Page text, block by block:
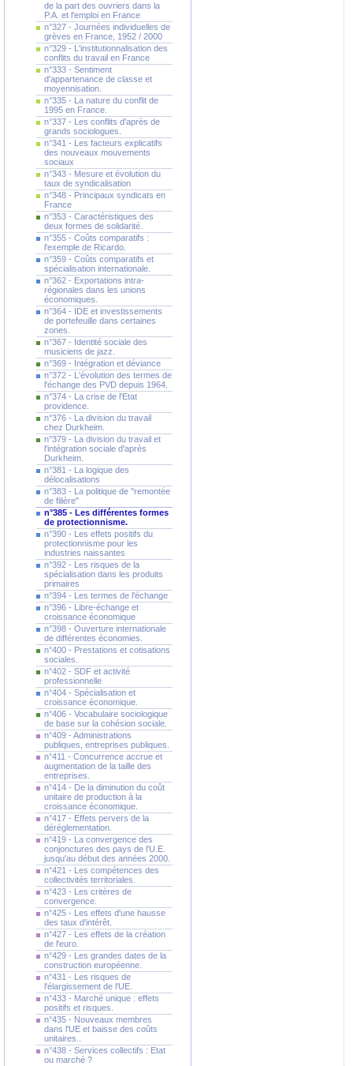
de la part des ouvriers dans la
P.A. et l'emploi en France
n°327 - Journées individuelles de
grèves en France, 1952 / 2000
n°329 - L'institutionnalisation des
conflits du travail en France
n°333 - Sentiment
d'appartenance de classe et
moyennisation.
n°335 - La nature du conflit de
1995 en France.
n°337 - Les conflits d'après de
grands sociologues.
n°341 - Les facteurs explicatifs
des nouveaux mouvements
sociaux
n°343 - Mesure et évolution du
taux de syndicalisation
n°348 - Principaux syndicats en
France
n°353 - Caractéristiques des
deux formes de solidarité.
n°355 - Coûts comparatifs :
l'exemple de Ricardo.
n°359 - Coûts comparatifs et
spécialisation internationale.
n°362 - Exportations intra-
régionales dans les unions
économiques.
n°364 - IDE et investissements
de portefeuille dans certaines
zones.
n°367 - Identité sociale des
musiciens de jazz.
n°369 - Intégration et déviance
n°372 - L'évolution des termes de
l'échange des PVD depuis 1964.
n°374 - La crise de l'Etat
providence.
n°376 - La division du travail
chez Durkheim.
n°379 - La division du travail et
l'intégration sociale d'après
Durkheim.
n°381 - La logique des
délocalisations
n°383 - La politique de "remontée
de filière"
n°385 - Les différentes formes
de protectionnisme.
n°390 - Les effets positifs du
protectionnisme pour les
industries naissantes
n°392 - Les risques de la
spécialisation dans les produits
primaires
n°394 - Les termes de l'échange
n°396 - Libre-échange et
croissance économique
n°398 - Ouverture internationale
de différentes économies.
n°400 - Prestations et cotisations
sociales.
n°402 - SDF et activité
professionnelle
n°404 - Spécialisation et
croissance économique.
n°406 - Vocabulaire sociologique
de base sur la cohésion sociale.
n°409 - Administrations
publiques, entreprises publiques.
n°411 - Concurrence accrue et
augmentation de la taille des
entreprises.
n°414 - De la diminution du coût
unitaire de production à la
croissance économique.
n°417 - Effets pervers de la
déréglementation.
n°419 - La convergence des
conjonctures des pays de l'U.E.
jusqu'au début des années 2000.
n°421 - Les compétences des
collectivités territoriales.
n°423 - Les critères de
convergence.
n°425 - Les effets d'une hausse
des taux d'intérêt.
n°427 - Les effets de la création
de l'euro.
n°429 - Les grandes dates de la
construction européenne.
n°431 - Les risques de
l'élargissement de l'UE.
n°433 - Marché unique : effets
positifs et risques.
n°435 - Nouveaux membres
dans l'UE et baisse des coûts
unitaires..
n°438 - Services collectifs : Etat
ou marché ?